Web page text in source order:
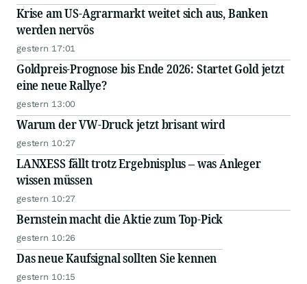
Krise am US-Agrarmarkt weitet sich aus, Banken
werden nervös
gestern 17:01
Goldpreis-Prognose bis Ende 2026: Startet Gold jetzt
eine neue Rallye?
gestern 13:00
Warum der VW-Druck jetzt brisant wird
gestern 10:27
LANXESS fällt trotz Ergebnisplus – was Anleger
wissen müssen
gestern 10:27
Bernstein macht die Aktie zum Top-Pick
gestern 10:26
Das neue Kaufsignal sollten Sie kennen
gestern 10:15